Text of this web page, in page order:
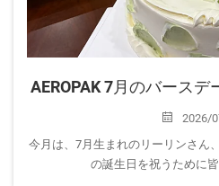
AEROPAK 7月のバース
2026/
今月は、7月生まれのリーリンさん
の誕生日を祝うために